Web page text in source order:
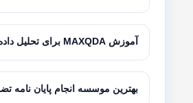
آموزش MAXQDA برای تحلیل داده‌های کیفی
بهترین موسسه انجام پایان نامه